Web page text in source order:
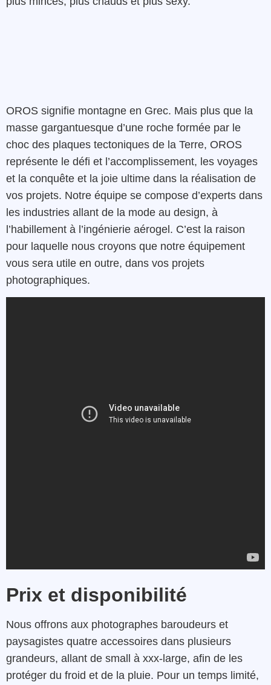
OROS signifie montagne en Grec. Mais plus que la
masse gargantuesque d’une roche formée par le
choc des plaques tectoniques de la Terre, OROS
représente le défi et l’accomplissement, les voyages
et la conquête et la joie ultime dans la réalisation de
vos projets. Notre équipe se compose d’experts dans
les industries allant de la mode au design, à
l’habillement à l’ingénierie aérogel. C’est la raison
pour laquelle nous croyons que notre équipement
vous sera utile en outre, dans vos projets
photographiques.
Prix et disponibilité
Nous offrons aux photographes baroudeurs et
paysagistes quatre accessoires dans plusieurs
grandeurs, allant de small à xxx-large, afin de les
protéger du froid et de la pluie. Pour un temps limité,